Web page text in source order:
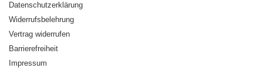
Datenschutzerklärung
Widerrufsbelehrung
Vertrag widerrufen
Barrierefreiheit
Impressum